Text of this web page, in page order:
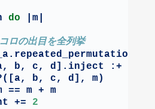
do |m|
ロの出目を全列挙
b, c, d].inject :+
b, c, d], m)
== m + m
+=
2